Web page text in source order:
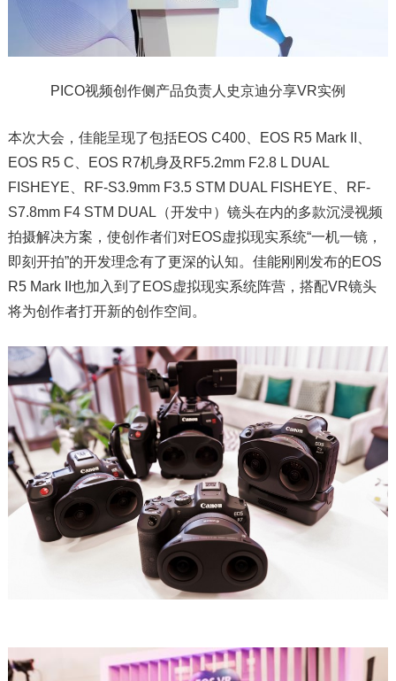
PICO视频创作侧产品负责人史京迪分享VR实例
本次大会，佳能呈现了包括EOS C400、EOS R5 Mark II、
EOS R5 C、EOS R7机身及RF5.2mm F2.8 L DUAL
FISHEYE、RF-S3.9mm F3.5 STM DUAL FISHEYE、RF-
S7.8mm F4 STM DUAL（开发中）镜头在内的多款沉浸视频
拍摄解决方案，使创作者们对EOS虚拟现实系统“一机一镜，
即刻开拍”的开发理念有了更深的认知。佳能刚刚发布的EOS
R5 Mark II也加入到了EOS虚拟现实系统阵营，搭配VR镜头
将为创作者打开新的创作空间。